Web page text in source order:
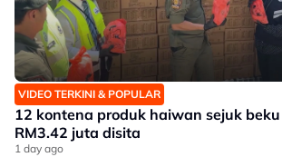
VIDEO TERKINI & POPULAR
12 kontena produk haiwan sejuk
RM3.42 juta disita
1 day ago